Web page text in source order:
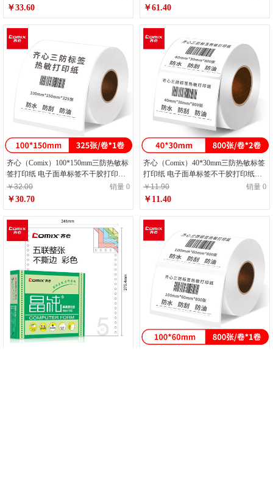
￥33.60 ￥61.40
齐心（Comix）100*150mm三防热敏标
签打印纸 电子面单标签不干胶打印纸
电子称条码纸325张*1卷C6520
￥32.00 销量 0
￥30.70
齐心（Comix）40*30mm三防热敏标签
打印纸 电子面单标签不干胶打印纸电
子称条码纸800张*2卷ECC6424
￥11.90 销量 0
￥11.40